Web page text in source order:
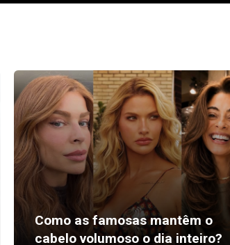
Como as famosas mantêm o
cabelo volumoso o dia inteiro?